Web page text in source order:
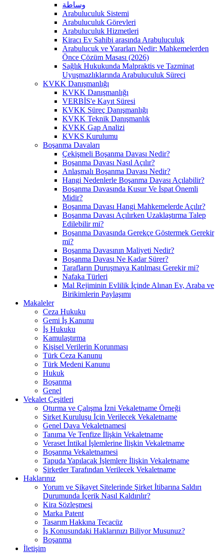
وساطة
Arabuluculuk Sistemi
Arabuluculuk Görevleri
Arabuluculuk Hizmetleri
Kiracı Ev Sahibi arasında Arabuluculuk
Arabulucuk ve Yararları Nedir: Mahkemelerden
Önce Çözüm Masası (2026)
Sağlık Hukukunda Malpraktis ve Tazminat
Uyuşmazlıklarında Arabuluculuk Süreci
KVKK Danışmanlığı
KVKK Danışmanlığı
VERBİS'e Kayıt Süresi
KVKK Süreç Danışmanlığı
KVKK Teknik Danışmanlık
KVKK Gap Analizi
KVKS Kurulumu
Boşanma Davaları
Çekişmeli Boşanma Davası Nedir?
Boşanma Davası Nasıl Açılır?
Anlaşmalı Boşanma Davası Nedir?
Hangi Nedenlerle Boşanma Davası Açılabilir?
Boşanma Davasında Kusur Ve İspat Önemli
Midir?
Boşanma Davası Hangi Mahkemelerde Açılır?
Boşanma Davası Açılırken Uzaklaştırma Talep
Edilebilir mi?
Boşanma Davasında Gerekçe Göstermek Gerekir
mi?
Boşanma Davasının Maliyeti Nedir?
Boşanma Davası Ne Kadar Sürer?
Tarafların Duruşmaya Katılması Gerekir mi?
Nafaka Türleri
Mal Rejiminin Evlilik İçinde Alınan Ev, Araba ve
Birikimlerin Paylaşımı
Makaleler
Ceza Hukuku
Gemi İş Kanunu
İş Hukuku
Kamulaştırma
Kişisel Verilerin Korunması
Türk Ceza Kanunu
Türk Medeni Kanunu
Hukuk
Boşanma
Genel
Vekalet Çeşitleri
Oturma ve Çalışma İzni Vekaletname Örneği
Şirket Kuruluşu İçin Verilecek Vekaletname
Genel Dava Vekaletnamesi
Tanıma Ve Tenfize İlişkin Vekaletname
Veraset İntikal İşlemlerine İlişkin Vekaletname
Boşanma Vekaletnamesi
Tapuda Yapılacak İşlemlere İlişkin Vekaletname
Şirketler Tarafından Verilecek Vekaletname
Haklarınız
Yorum ve Şikayet Sitelerinde Şirket İtibarına Saldırı
Durumunda İçerik Nasıl Kaldırılır?
Kira Sözleşmesi
Marka Patent
Tasarım Hakkına Tecacüz
İş Konusundaki Haklarınızı Biliyor Musunuz?
Boşanma
İletişim